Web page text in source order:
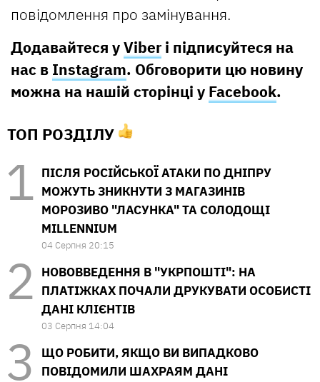
повідомлення про замінування.
Додавайтеся уViber і підписуйтеся на
нас в Instagram. Обговорити цю новину
можна на нашій сторінці у Facebook.
ТОП РОЗДІЛУ
ПІСЛЯ РОСІЙСЬКОЇ АТАКИ ПО ДНІПРУ
МОЖУТЬ ЗНИКНУТИ З МАГАЗИНІВ
МОРОЗИВО "ЛАСУНКА" ТА СОЛОДОЩІ
MILLENNIUM
04 Серпня 20:15
НОВОВВЕДЕННЯ В "УКРПОШТІ": НА
ПЛАТІЖКАХ ПОЧАЛИ ДРУКУВАТИ ОСОБИСТІ
ДАНІ КЛІЄНТІВ
03 Серпня 14:04
ЩО РОБИТИ, ЯКЩО ВИ ВИПАДКОВО
ПОВІДОМИЛИ ШАХРАЯМ ДАНІ